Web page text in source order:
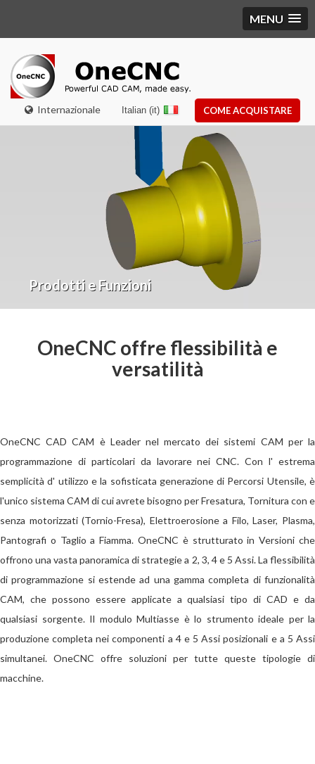
MENU
Internazionale COME ACQUISTARE
Italian (it)
Prodotti e Funzioni
OneCNC offre flessibilità e
versatilità
OneCNCCAD CAM è Leader nel mercato dei sistemi CAM per la
programmazione di particolari da lavorare nei CNC. Con l' estrema
semplicità d' utilizzo e la sofisticata generazione di Percorsi Utensile, è
l'unico sistema CAM di cui avrete bisogno per Fresatura, Tornitura con e
senza motorizzati (Tornio-Fresa), Elettroerosione a Filo, Laser, Plasma,
Pantografi o Taglio a Fiamma. OneCNC è strutturato in Versioni che
offrono una vasta panoramica di strategie a 2, 3, 4 e 5 Assi. La flessibilità
di programmazione si estende ad una gamma completa di funzionalità
CAM, che possono essere applicate a qualsiasi tipo di CAD e da
qualsiasi sorgente. Il modulo Multiasse è lo strumento ideale per la
produzione completa nei componenti a 4 e 5 Assi posizionali e a 5 Assi
simultanei. OneCNC offre soluzioni per tutte queste tipologie di
macchine.